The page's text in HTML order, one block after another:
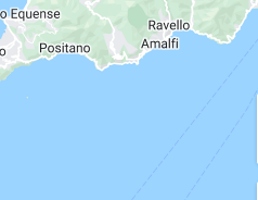
a fully-equipped galley, and
you're hosting a private
spending time with family and
experience.
every need—serving gourmet
your safety and comfort
luxury of the journey. The